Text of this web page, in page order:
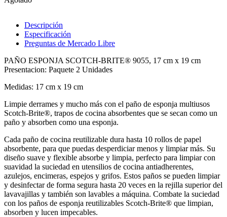
Descripción
Especificación
Preguntas de Mercado Libre
PAÑO ESPONJA SCOTCH-BRITE® 9055, 17 cm x 19 cm
Presentacion: Paquete 2 Unidades
Medidas: 17 cm x 19 cm
Limpie derrames y mucho más con el paño de esponja multiusos
Scotch-Brite®, trapos de cocina absorbentes que se secan como un
paño y absorben como una esponja.
Cada paño de cocina reutilizable dura hasta 10 rollos de papel
absorbente, para que puedas desperdiciar menos y limpiar más. Su
diseño suave y flexible absorbe y limpia, perfecto para limpiar con
suavidad la suciedad en utensilios de cocina antiadherentes,
azulejos, encimeras, espejos y grifos. Estos paños se pueden limpiar
y desinfectar de forma segura hasta 20 veces en la rejilla superior del
lavavajillas y también son lavables a máquina. Combate la suciedad
con los paños de esponja reutilizables Scotch-Brite® que limpian,
absorben y lucen impecables.